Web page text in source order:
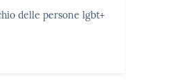
delle persone lgbt+